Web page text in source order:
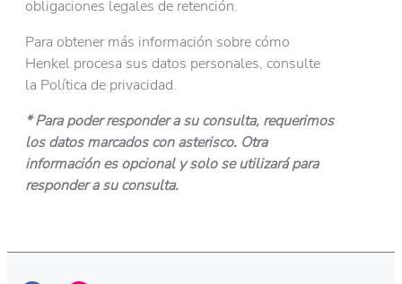
obligaciones legales de retención.
Para obtener más información sobre cómo
Henkel procesa sus datos personales, consulte
la Política de privacidad.
* Para poder responder a su consulta, requerimos
los datos marcados con asterisco. Otra
información es opcional y solo se utilizará para
responder a su consulta.